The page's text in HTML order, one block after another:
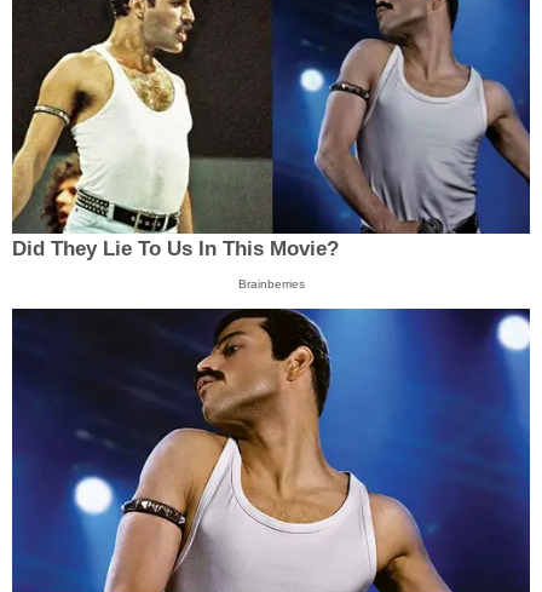
Did They Lie To Us In This Movie?
Brainberries